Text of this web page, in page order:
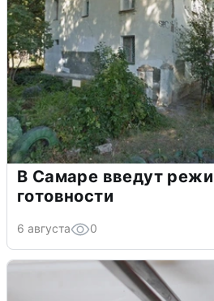
В Самаре введут
готовности
6 августа 0